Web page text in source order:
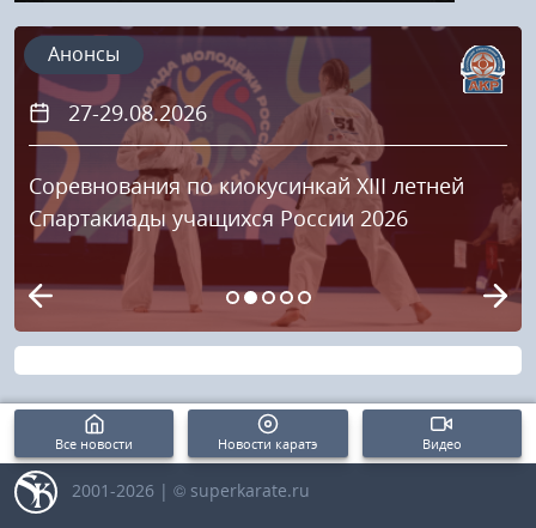
27-29.08.2026
Соревнования по киокусинкай XIII летней
Спартакиады учащихся России 2026
Анонсы
Все новости Новости каратэ Видео
2001-2026 | © superkarate.ru